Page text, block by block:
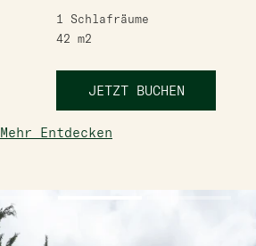
1
Schlafräume
42 m2
JETZT BUCHEN
Mehr Entdecken